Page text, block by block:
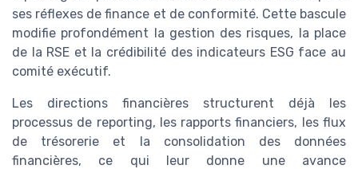
ses réflexes de finance et de conformité. Cette bascule
modifie profondément la gestion des risques, la place
de la RSE et la crédibilité des indicateurs ESG face au
comité exécutif.
Les directions financières structurent déjà les
processus de reporting, les rapports financiers, les flux
de trésorerie et la consolidation des données
financières, ce qui leur donne une avance